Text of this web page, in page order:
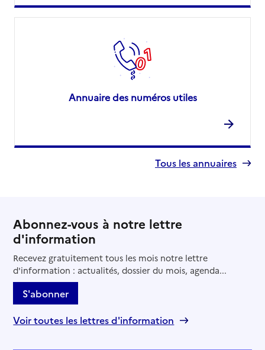
Annuaire des numéros utiles
Tous les annuaires
Abonnez-vous à notre lettre
d'information
Recevez gratuitement tous les mois notre lettre
d'information : actualités, dossier du mois, agenda...
S'abonner
Voir toutes les lettres d'information